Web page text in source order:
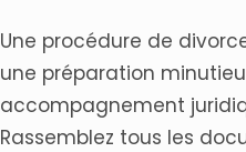
Une procédure de
une préparation
accompagnement
Rassemblez tous les